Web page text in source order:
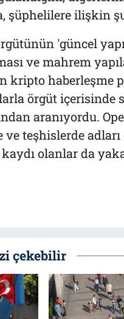
şüphelilere ilişkin
'güncel
ve mahrem
kripto haberleşme
örgüt içerisinde
aranıyordu.
ve teşhislerde
kaydı olanlar da
çekebilir